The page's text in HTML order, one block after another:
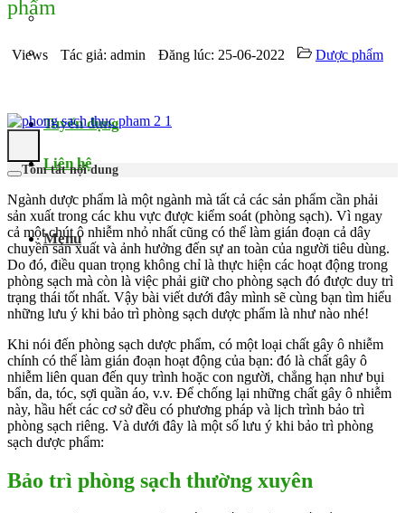
Chứng nhận
Tuyển dụng
Liên hệ
Menu
phẩm
Views Tác giả: admin Đăng lúc: 25-06-2022 Dược phẩm
Tóm tắt nội dung
Ngành dược phẩm là một ngành mà tất cả các sản phẩm cần phải
sản xuất trong các khu vực được kiểm soát (phòng sạch). Vì ngay
cả một chút ô nhiễm nhỏ nhất cũng có thể làm gián đoạn cả dây
chuyền sản xuất và ảnh hưởng đến sự an toàn của người tiêu dùng.
Do đó, điều quan trọng không chỉ là thực hiện các hoạt động trong
phòng sạch mà còn là việc phải giữ cho phòng sạch đó được duy trì
trạng thái tốt nhất. Vậy bài viết dưới đây mình sẽ cùng bạn tìm hiểu
những lưu ý khi bảo trì phòng sạch dược phẩm là như nào nhé!
Khi nói đến phòng sạch dược phẩm, có một loại chất gây ô nhiễm
chính có thể làm gián đoạn hoạt động của bạn: đó là chất gây ô
nhiễm liên quan đến quy trình hoặc con người, chẳng hạn như bụi
bẩn, da, tóc, sợi quần áo, v.v. Để chống lại những chất gây ô nhiễm
này, hầu hết các cơ sở đều có phương pháp và lịch trình bảo trì
phòng sạch riêng. Và dưới đây là một số lưu ý khi bảo trì phòng
sạch dược phẩm:
Bảo trì phòng sạch thường xuyên